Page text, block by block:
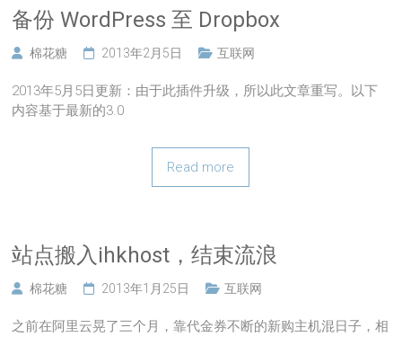
备份 WordPress 至 Dropbox
棉花糖 2013年2月5日 互联网
2013年5月5日更新：由于此插件升级，所以此文章重写。以下
内容基于最新的3.0
Read more
站点搬入ihkhost，结束流浪
棉花糖 2013年1月25日 互联网
之前在阿里云晃了三个月，靠代金券不断的新购主机混日子，相